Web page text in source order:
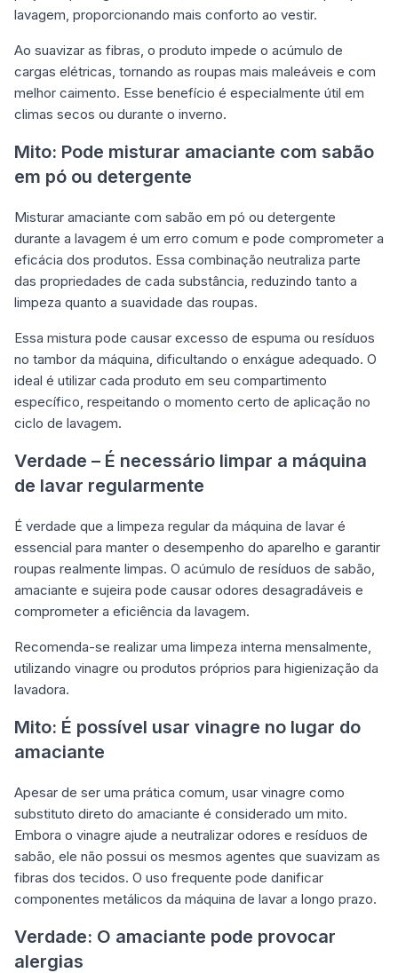
lavagem, proporcionando mais conforto ao vestir.
Ao suavizar as fibras, o produto impede o acúmulo de
cargas elétricas, tornando as roupas mais maleáveis e com
melhor caimento. Esse benefício é especialmente útil em
climas secos ou durante o inverno.
Mito: Pode misturar amaciante com sabão
em pó ou detergente
Misturar amaciante com sabão em pó ou detergente
durante a lavagem é um erro comum e pode comprometer a
eficácia dos produtos. Essa combinação neutraliza parte
das propriedades de cada substância, reduzindo tanto a
limpeza quanto a suavidade das roupas.
Essa mistura pode causar excesso de espuma ou resíduos
no tambor da máquina, dificultando o enxágue adequado. O
ideal é utilizar cada produto em seu compartimento
específico, respeitando o momento certo de aplicação no
ciclo de lavagem.
Verdade – É necessário limpar a máquina
de lavar regularmente
É verdade que a limpeza regular da máquina de lavar é
essencial para manter o desempenho do aparelho e garantir
roupas realmente limpas. O acúmulo de resíduos de sabão,
amaciante e sujeira pode causar odores desagradáveis e
comprometer a eficiência da lavagem.
Recomenda-se realizar uma limpeza interna mensalmente,
utilizando vinagre ou produtos próprios para higienização da
lavadora.
Mito: É possível usar vinagre no lugar do
amaciante
Apesar de ser uma prática comum, usar vinagre como
substituto direto do amaciante é considerado um mito.
Embora o vinagre ajude a neutralizar odores e resíduos de
sabão, ele não possui os mesmos agentes que suavizam as
fibras dos tecidos. O uso frequente pode danificar
componentes metálicos da máquina de lavar a longo prazo.
Verdade: O amaciante pode provocar
alergias